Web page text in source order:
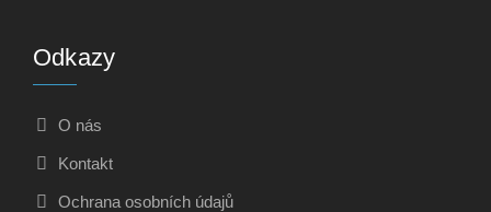
Odkazy
O nás
Kontakt
Ochrana osobních údajů